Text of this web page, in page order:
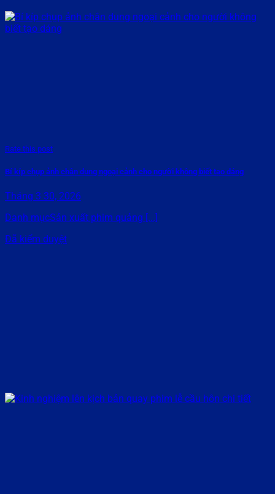
Rate this post
Bí kíp chụp ảnh chân dung ngoại cảnh cho người không biết tạo dáng
Tháng 3 30, 2026
Danh mụcSản xuất phim quảng [...]
Đã kiểm duyệt